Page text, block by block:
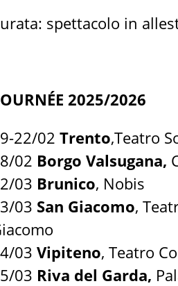
spettacolo in
2025/2026
22/02 Trento,Teatro
02 Borgo Valsugana,
03 Brunico, Nobis
03 San Giacomo,
03 Vipiteno, Teatro
03 Riva del Garda,